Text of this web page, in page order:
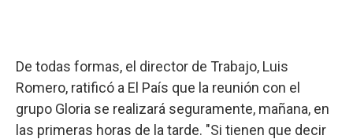
De todas formas, el director de Trabajo, Luis
Romero, ratificó a El País que la reunión con el
grupo Gloria se realizará seguramente, mañana, en
las primeras horas de la tarde. "Si tienen que decir